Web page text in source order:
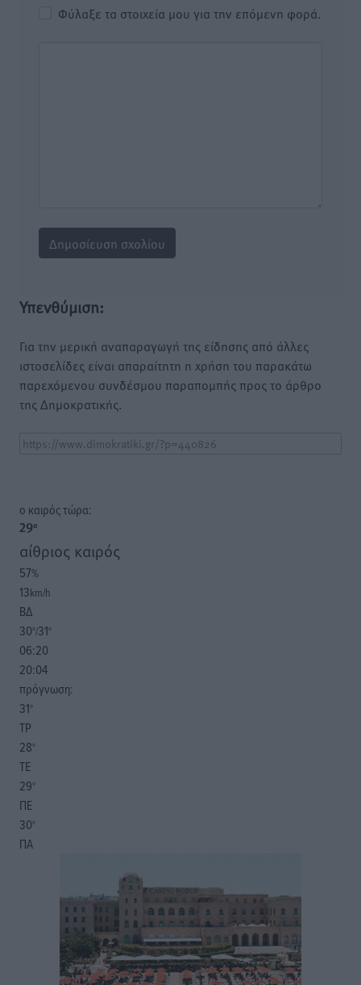
Φύλαξε τα στοιχεία μου για την επόμενη φορά.
Υπενθύμιση:
Για την μερική αναπαραγωγή της είδησης από άλλες
ιστοσελίδες είναι απαραίτητη η χρήση του παρακάτω
παρεχόμενου συνδέσμου παραπομπής προς το άρθρο
της Δημοκρατικής.
o καιρός τώρα:
29°
αίθριος καιρός
57%
13km/h
ΒΔ
30°/31°
06:20
20:04
πρόγνωση:
31°
ΤΡ
28°
ΤΕ
29°
ΠΕ
30°
ΠΑ